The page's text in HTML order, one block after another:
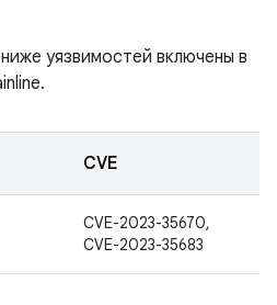
уязвимостей включены в
CVE
CVE-2023-35670,
CVE-2023-35683